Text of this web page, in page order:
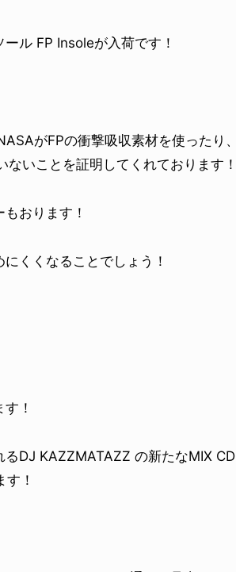
ル FP Insoleが入荷です！
がFPの衝撃吸収素材を使ったり、
いことを証明してくれております！
おります！
くくなることでしょう！
！
DJ KAZZMATAZZ の新たなMIX CD
！